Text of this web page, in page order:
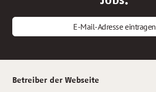
E-Mail-Adresse eintragen
Betreiber der Webseite